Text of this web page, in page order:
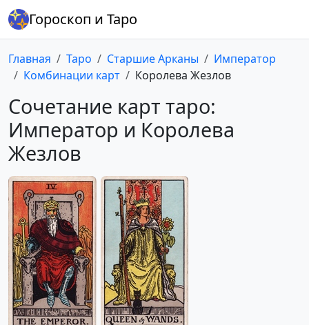
Гороскоп и Таро
Главная Таро Старшие Арканы
Император
Комбинации карт
Королева Жезлов
Сочетание карт таро:
Император и Королева
Жезлов